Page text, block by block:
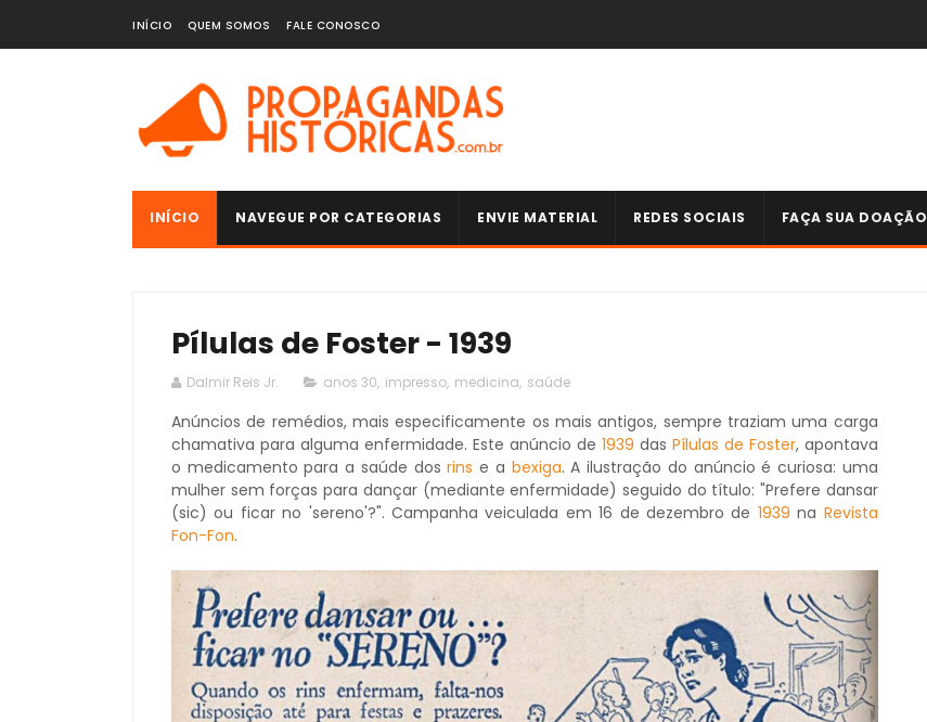
INÍCIO QUEM SOMOS FALE CONOSCO
INÍCIO NAVEGUE POR CATEGORIAS ENVIE MATERIAL REDES SOCIAIS FAÇA SUA DOAÇÃO
Pílulas de Foster - 1939
Dalmir Reis Jr. anos 30, impresso, medicina, saúde
Anúncios de remédios, mais especificamente os mais antigos, sempre traziam uma carga
chamativa para alguma enfermidade. Este anúncio de 1939 das Pílulas de Foster, apontava
o medicamento para a saúde dosrins e a bexiga. A ilustração do anúncio é curiosa: uma
mulher sem forças para dançar (mediante enfermidade) seguido do título: "Prefere dansar
(sic) ou ficar no 'sereno'?". Campanha veiculada em 16 de dezembro de 1939 na Revista
Fon-Fon.